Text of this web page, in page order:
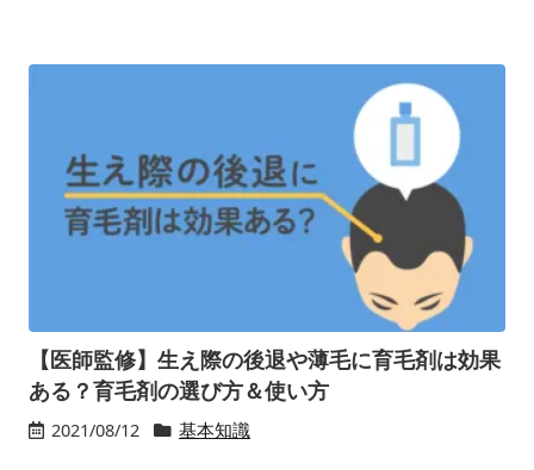
【医師監修】生え際の後退や薄毛に育毛剤は効果
ある？育毛剤の選び方＆使い方
2021/08/12 基本知識